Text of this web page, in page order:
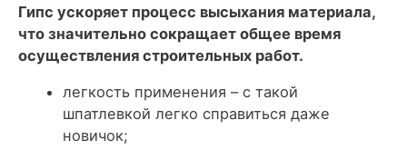
Гипс ускоряет процесс высыхания материала,
что значительно сокращает общее время
осуществления строительных работ.
легкость применения – с такой
шпатлевкой легко справиться даже
новичок;